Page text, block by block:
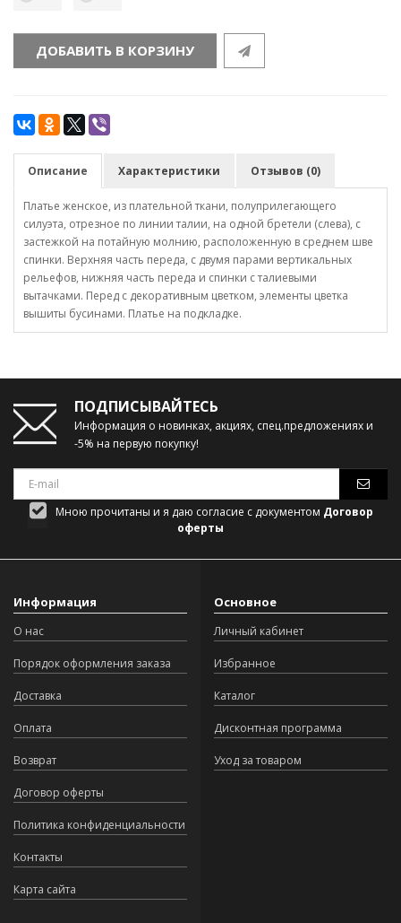
ДОБАВИТЬ В КОРЗИНУ
Описание Характеристики Отзывов (0)
Платье женское, из плательной ткани, полуприлегающего
силуэта, отрезное по линии талии, на одной бретели (слева), с
застежкой на потайную молнию, расположенную в среднем шве
спинки. Верхняя часть переда, с двумя парами вертикальных
рельефов, нижняя часть переда и спинки с талиевыми
вытачками. Перед с декоративным цветком, элементы цветка
вышиты бусинами. Платье на подкладке.
ПОДПИСЫВАЙТЕСЬ
Информация о новинках, акциях, спец.предложениях и
-5% на первую покупку!
Мною прочитаны и я даю согласие с документом Договор
оферты
Информация
О нас
Порядок оформления заказа
Доставка
Оплата
Возврат
Договор оферты
Политика конфиденциальности
Контакты
Карта сайта
Основное
Личный кабинет
Избранное
Каталог
Дисконтная программа
Уход за товаром